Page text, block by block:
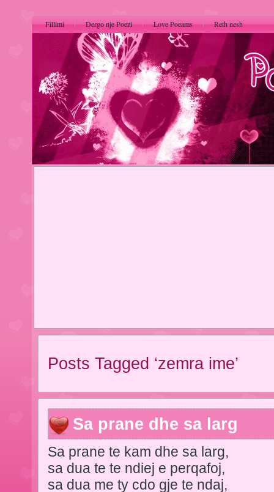
Fillimi Dergo nje Poezi Love Poeams Reth nesh
Posts Tagged ‘zemra ime’
Sa prane dhe sa larg
Sa prane te kam dhe sa larg,
sa dua te te ndiej e perqafoj,
sa dua me ty cdo gje te ndaj,